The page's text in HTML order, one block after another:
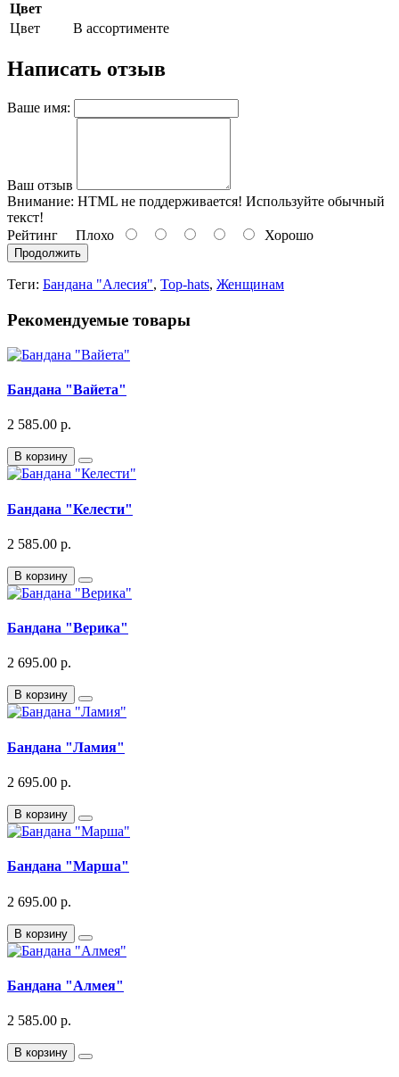
Цвет
Цвет
В ассортименте
Написать отзыв
Ваше имя:
Ваш отзыв
Внимание: HTML не поддерживается! Используйте обычный
текст!
Рейтинг Плохо Хорошо
Продолжить
Теги: Бандана "Алесия", Top-hats, Женщинам
Рекомендуемые товары
Бандана "Вайета"
2 585.00 р.
В корзину
Бандана "Келести"
2 585.00 р.
В корзину
Бандана "Верика"
2 695.00 р.
В корзину
Бандана "Ламия"
2 695.00 р.
В корзину
Бандана "Марша"
2 695.00 р.
В корзину
Бандана "Алмея"
2 585.00 р.
В корзину